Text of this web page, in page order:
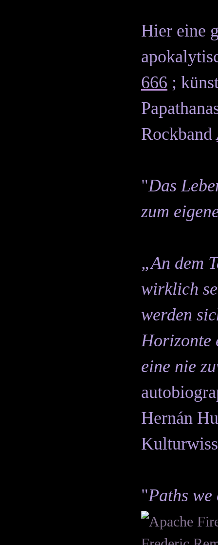
Hier eine
666 ;
Rockband
"Das
zum
„An dem
wirklich
werden
Horizonte
eine nie
Hernán
"Paths we